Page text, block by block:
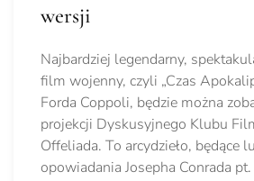
wersji
Najbardziej legendarny,
film wojenny, czyli „Czas
Forda Coppoli, będzie można
projekcji Dyskusyjnego Klubu
Offeliada. To arcydzieło, będące
opowiadania Josepha Conrada pt.